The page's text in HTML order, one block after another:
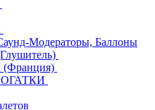
Модераторы, Баллоны
(Франция)